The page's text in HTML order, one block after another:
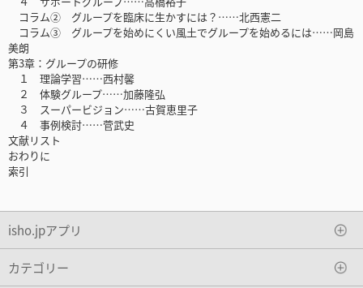
コラム② グループを臨床に生かすには？……北西憲二
コラム③ グループを始めにくい風土でグループを始めるには……岡島
美朗
第3章：グループの研修
１ 理論学習……西村馨
２ 体験グループ……加藤隆弘
３ スーパービジョン……古賀恵里子
４ 事例検討……菅武史
文献リスト
おわりに
索引
isho.jpアプリ
カテゴリー